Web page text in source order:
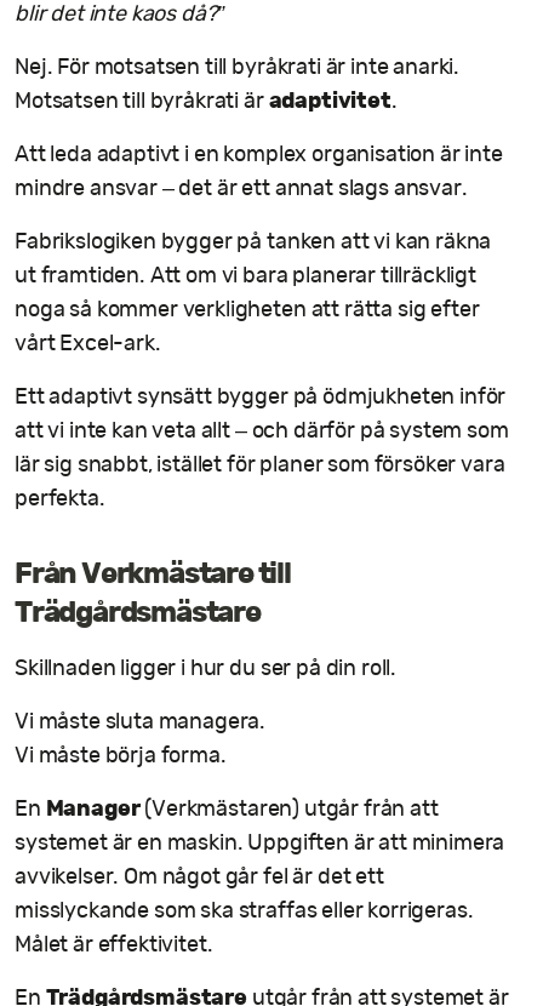
blir det inte kaos då?”
Nej. För motsatsen till byråkrati är inte anarki.
Motsatsen till byråkrati är adaptivitet.
Att leda adaptivt i en komplex organisation är inte
mindre ansvar – det är ett annat slags ansvar.
Fabrikslogiken bygger på tanken att vi kan räkna
ut framtiden. Att om vi bara planerar tillräckligt
noga så kommer verkligheten att rätta sig efter
vårt Excel-ark.
Ett adaptivt synsätt bygger på ödmjukheten inför
att vi inte kan veta allt – och därför på system som
lär sig snabbt, istället för planer som försöker vara
perfekta.
Från Verkmästare till
Trädgårdsmästare
Skillnaden ligger i hur du ser på din roll.
Vi måste sluta managera.
Vi måste börja forma.
En Manager(Verkmästaren) utgår från att
systemet är en maskin. Uppgiften är att minimera
avvikelser. Om något går fel är det ett
misslyckande som ska straffas eller korrigeras.
Målet är effektivitet.
En Trädgårdsmästareutgår från att systemet är